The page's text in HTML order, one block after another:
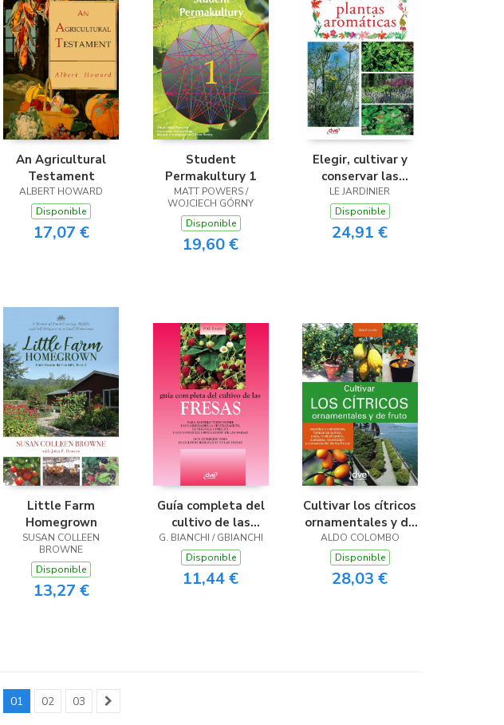
An Agricultural
Testament
ALBERT HOWARD
Disponible
17,07 €
Student
Permakultury 1
MATT POWERS /
WOJCIECH GÓRNY
Disponible
19,60 €
Elegir, cultivar y
conservar las
plantas aromáticas
LE JARDINIER
Disponible
24,91 €
Little Farm
Homegrown
SUSAN COLLEEN
BROWNE
Disponible
13,27 €
Guía completa del
cultivo de las
fresas
G. BIANCHI / GBIANCHI
Disponible
11,44 €
Cultivar los cítricos
ornamentales y de
fruto
ALDO COLOMBO
Disponible
28,03 €
01 02 03